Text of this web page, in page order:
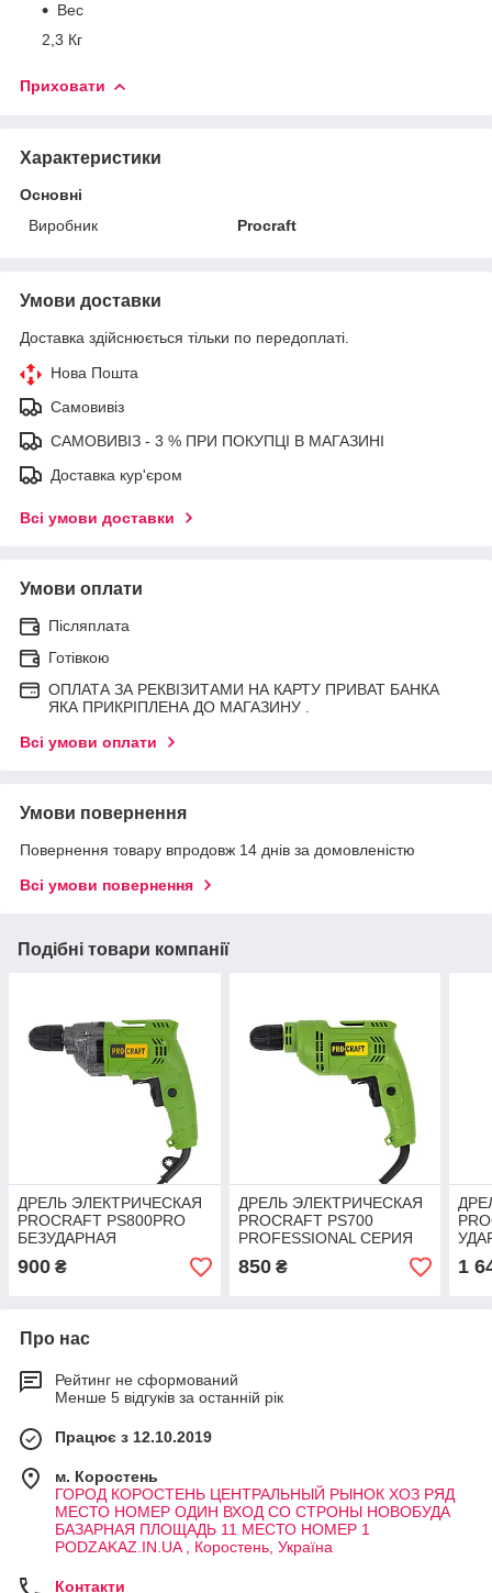
Вес
2,3 Кг
Приховати
Характеристики
Основні
Виробник
Procraft
Умови доставки
Доставка здійснюється тільки по передоплаті.
Нова Пошта
Самовивіз
САМОВИВІЗ - 3 % ПРИ ПОКУПЦІ В МАГАЗИНІ
Доставка кур'єром
Всі умови доставки
Умови оплати
Післяплата
Готівкою
ОПЛАТА ЗА РЕКВІЗИТАМИ НА КАРТУ ПРИВАТ БАНКА
ЯКА ПРИКРІПЛЕНА ДО МАГАЗИНУ .
Всі умови оплати
Умови повернення
Повернення товару впродовж 14 днів за домовленістю
Всі умови повернення
Подібні товари компанії
ДРЕЛЬ ЭЛЕКТРИЧЕСКАЯ
PROCRAFT PS800PRO
БЕЗУДАРНАЯ
PROFESSIONAL СЕРИЯ
PODZAKAZ.IN.UA
900 ₴
ДРЕЛЬ ЭЛЕКТРИЧЕСКАЯ
PROCRAFT PS700
PROFESSIONAL СЕРИЯ
PODZAKAZ.IN.UA
850₴ 1
Про нас
Рейтинг не сформований
Менше 5 відгуків за останній рік
Працює з 12.10.2019
м. Коростень
ГОРОД КОРОСТЕНЬ ЦЕНТРАЛЬНЫЙ РЫНОК ХОЗ РЯД
МЕСТО НОМЕР ОДИН ВХОД СО СТРОНЫ НОВОБУДА
БАЗАРНАЯ ПЛОЩАДЬ 11 МЕСТО НОМЕР 1
PODZAKAZ.IN.UA , Коростень, Україна
Контакти